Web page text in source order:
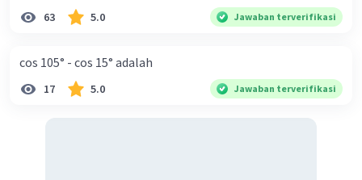
63 5.0 Jawaban terverifikasi
cos 105° - cos 15° adalah
17 5.0 Jawaban terverifikasi